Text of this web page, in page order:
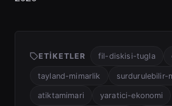
ETIKETLER fil-diskisi-tugla
tayland-mimarlik surdurulebilir-
atiktamimari yaratici-ekonomi